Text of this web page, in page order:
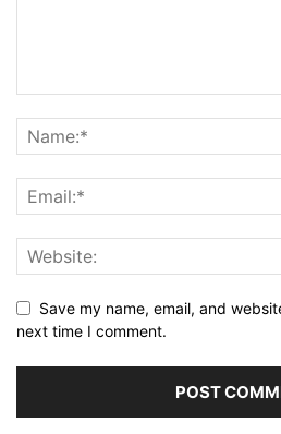
Save my name, email, and
next time I comment.